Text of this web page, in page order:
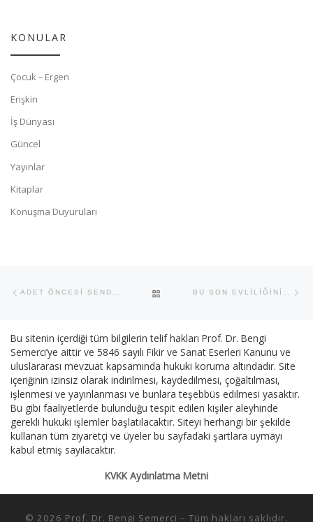
KONULAR
Çocuk – Ergen
Erişkin
İş Dünyası
Güncel
Yayınlar
Kitaplar
Konuşma Duyuruları
Yazı dolaşımı
Previous post ADET ÖNCESİ SENDROMU VE MENOPOZ BACK TO POST LIST BU SON EVLİLİĞİNİZ Mİ?
Bu sitenin içerdiği tüm bilgilerin telif hakları Prof. Dr. Bengi
Semerci’ye aittir ve 5846 sayılı Fikir ve Sanat Eserleri Kanunu ve
uluslararası mevzuat kapsamında hukuki koruma altındadır. Site
içeriğinin izinsiz olarak indirilmesi, kaydedilmesi, çoğaltılması,
işlenmesi ve yayınlanması ve bunlara teşebbüs edilmesi yasaktır.
Bu gibi faaliyetlerde bulunduğu tespit edilen kişiler aleyhinde
gerekli hukuki işlemler başlatılacaktır. Siteyi herhangi bir şekilde
kullanan tüm ziyaretçi ve üyeler bu sayfadaki şartlara uymayı
kabul etmiş sayılacaktır.
KVKK Aydınlatma Metni
© 2026 Prof. Dr. Bengi Semerci – Tüm hakları saklıdır.